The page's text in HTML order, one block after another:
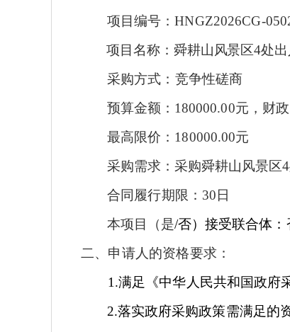
项目编号：HNGZ2026CG-
项目名称： 舜耕山风景区4处
采购方式：竞争性磋商
预算金额： 180000.00元，财
最高限价： 180000.00元
采购需求： 采购舜耕山风景区
合同履行期限： 30 日
本项目（是/否）接受联合体：
二、申请人的资格要求：
1.满足《中华人民共和国政府
2.落实政府采购政策需满足的